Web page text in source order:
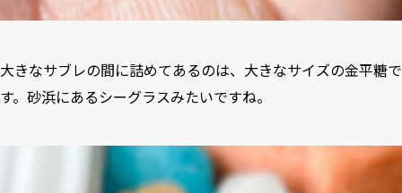
大きなサブレの間に詰めてあるのは、大きなサイズの金平糖で
す。砂浜にあるシーグラスみたいですね。